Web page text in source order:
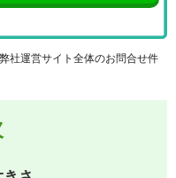
社運営サイト全体のお問合せ件